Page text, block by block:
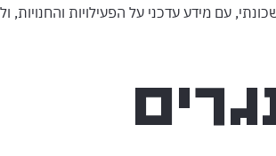
שכונתי, עם מידע עדכני על הפעילויות